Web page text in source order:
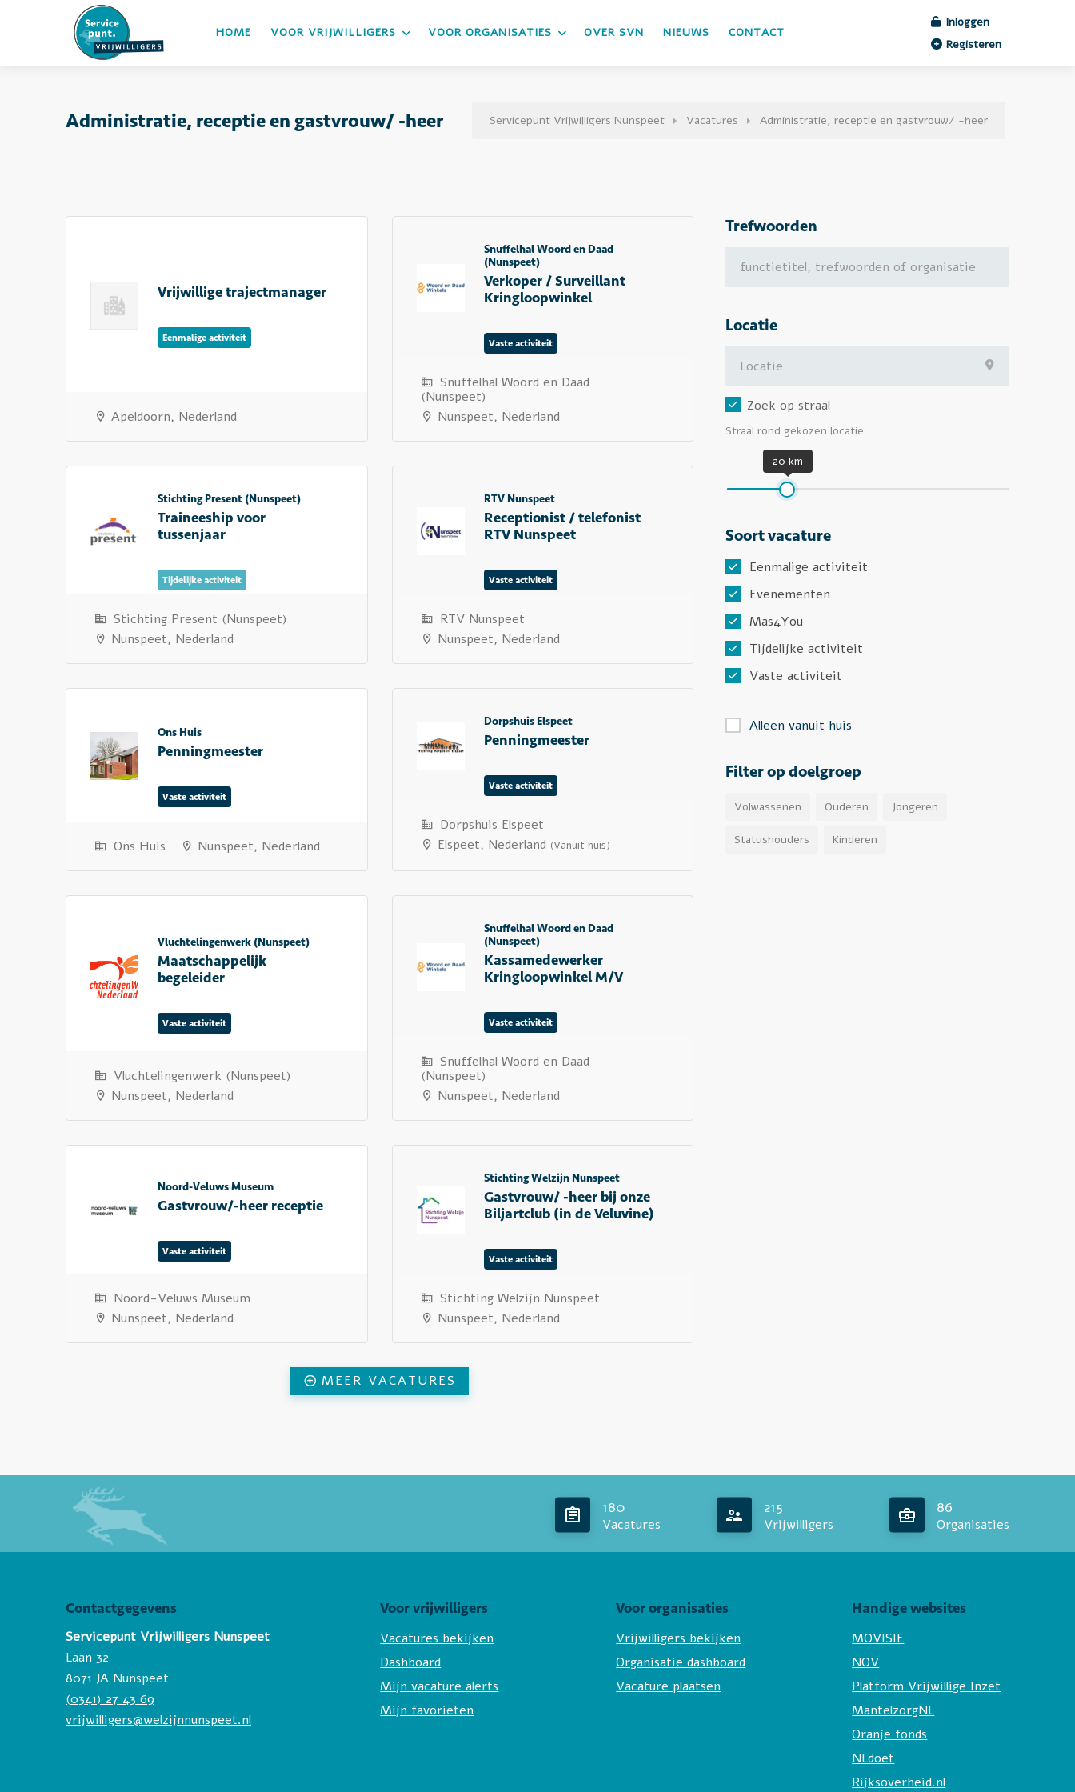
HOME VOOR VRIJWILLIGERS VOOR ORGANISATIES OVER SVN NIEUWS CONTACT
Inloggen
Registeren
Administratie, receptie en gastvrouw/ -heer Servicepunt Vrijwilligers Nunspeet Vacatures Administratie, receptie en gastvrouw/ -heer
Trefwoorden
Locatie
Zoek op straal
Straal rond gekozen locatie
20 km
Soort vacature
Eenmalige activiteit
Evenementen
Mas4You
Tijdelijke activiteit
Vaste activiteit
Alleen vanuit huis
Filter op doelgroep
Volwassenen Ouderen Jongeren
Statushouders Kinderen
Vrijwillige trajectmanager
Eenmalige activiteit
Apeldoorn, Nederland
Snuffelhal Woord en Daad
(Nunspeet)
Verkoper / Surveillant
Kringloopwinkel
Vaste activiteit
Snuffelhal Woord en Daad
(Nunspeet)
Nunspeet, Nederland
Stichting Present (Nunspeet)
Traineeship voor
tussenjaar
Tijdelijke activiteit
Stichting Present (Nunspeet)
Nunspeet, Nederland
RTV Nunspeet
Receptionist / telefonist
RTV Nunspeet
Vaste activiteit
RTV Nunspeet
Nunspeet, Nederland
Ons Huis
Penningmeester
Vaste activiteit
Ons Huis Nunspeet, Nederland
Dorpshuis Elspeet
Penningmeester
Vaste activiteit
Dorpshuis Elspeet
Elspeet, Nederland (Vanuit huis)
Vluchtelingenwerk (Nunspeet)
Maatschappelijk
begeleider
Vaste activiteit
Vluchtelingenwerk (Nunspeet)
Nunspeet, Nederland
Snuffelhal Woord en Daad
(Nunspeet)
Kassamedewerker
Kringloopwinkel M/V
Vaste activiteit
Snuffelhal Woord en Daad
(Nunspeet)
Nunspeet, Nederland
Noord-Veluws Museum
Gastvrouw/-heer receptie
Vaste activiteit
Noord-Veluws Museum
Nunspeet, Nederland
Stichting Welzijn Nunspeet
Gastvrouw/ -heer bij onze
Biljartclub (in de Veluvine)
Vaste activiteit
Stichting Welzijn Nunspeet
Nunspeet, Nederland
MEER VACATURES
180
Vacatures
215
Vrijwilligers
86
Organisaties
Contactgegevens
Servicepunt Vrijwilligers Nunspeet
Laan 32
8071 JA Nunspeet
(0341) 27 43 69
vrijwilligers@welzijnnunspeet.nl
Voor vrijwilligers
Vacatures bekijken
Dashboard
Mijn vacature alerts
Mijn favorieten
Voor organisaties
Vrijwilligers bekijken
Organisatie dashboard
Vacature plaatsen
Handige websites
MOVISIE
NOV
Platform Vrijwillige Inzet
MantelzorgNL
Oranje fonds
NLdoet
Rijksoverheid.nl